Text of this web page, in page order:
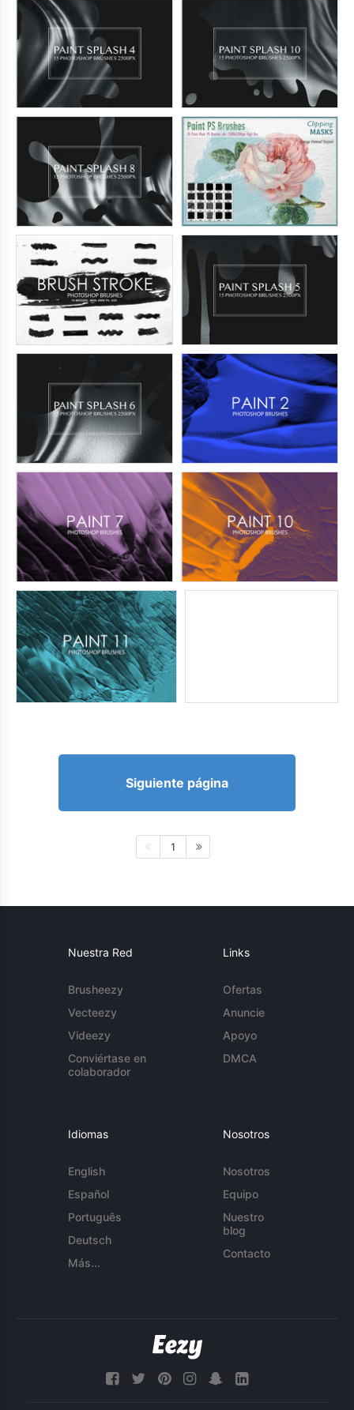
Siguiente página
1
Nuestra Red
Brusheezy
Vecteezy
Videezy
Conviértase en
colaborador
Links
Ofertas
Anuncie
Apoyo
DMCA
Idiomas
English
Español
Português
Deutsch
Más...
Nosotros
Nosotros
Equipo
Nuestro
blog
Contacto